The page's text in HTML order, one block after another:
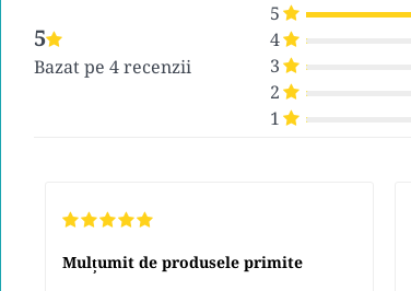
5
Bazat pe 4 recenzii
5
4
3
2
1
Mulțumit de produsele primite